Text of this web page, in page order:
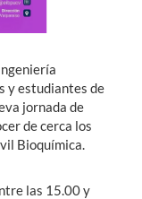
y estudiantes de
jornada de
de cerca los
Bioquímica.
las 15.00 y